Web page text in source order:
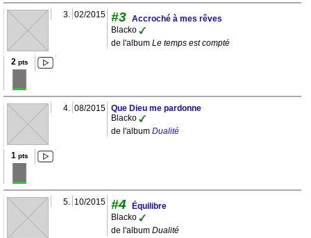
3. 02/2015 #3 Accroché à mes rêves
Blacko
de l'album Le temps est compté
2 pts
4. 08/2015 Que Dieu me pardonne
Blacko
de l'album Dualité
1 pts
5. 10/2015 #4
Équilibre
Blacko
de l'album Dualité